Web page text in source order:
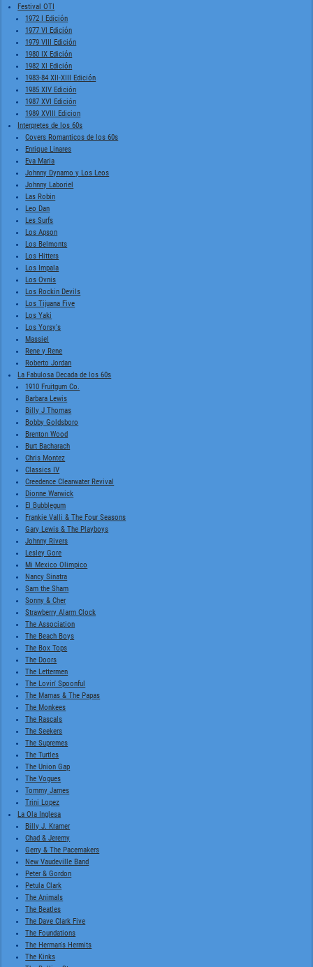
Festival OTI
1972 I Edición
1977 VI Edición
1979 VIII Edición
1980 IX Edición
1982 XI Edición
1983-84 XII-XIII Edición
1985 XIV Edición
1987 XVI Edición
1989 XVIII Edicion
Interpretes de los 60s
Covers Romanticos de los 60s
Enrique Linares
Eva Maria
Johnny Dynamo y Los Leos
Johnny Laboriel
Las Robin
Leo Dan
Les Surfs
Los Apson
Los Belmonts
Los Hitters
Los Impala
Los Ovnis
Los Rockin Devils
Los Tijuana Five
Los Yaki
Los Yorsy's
Massiel
Rene y Rene
Roberto Jordan
La Fabulosa Decada de los 60s
1910 Fruitgum Co.
Barbara Lewis
Billy J Thomas
Bobby Goldsboro
Brenton Wood
Burt Bacharach
Chris Montez
Classics IV
Creedence Clearwater Revival
Dionne Warwick
El Bubblegum
Frankie Valli & The Four Seasons
Gary Lewis & The Playboys
Johnny Rivers
Lesley Gore
Mi Mexico Olimpico
Nancy Sinatra
Sam the Sham
Sonny & Cher
Strawberry Alarm Clock
The Association
The Beach Boys
The Box Tops
The Doors
The Lettermen
The Lovin' Spoonful
The Mamas & The Papas
The Monkees
The Rascals
The Seekers
The Supremes
The Turtles
The Union Gap
The Vogues
Tommy James
Trini Lopez
La Ola Inglesa
Billy J. Kramer
Chad & Jeremy
Gerry & The Pacemakers
New Vaudeville Band
Peter & Gordon
Petula Clark
The Animals
The Beatles
The Dave Clark Five
The Foundations
The Herman's Hermits
The Kinks